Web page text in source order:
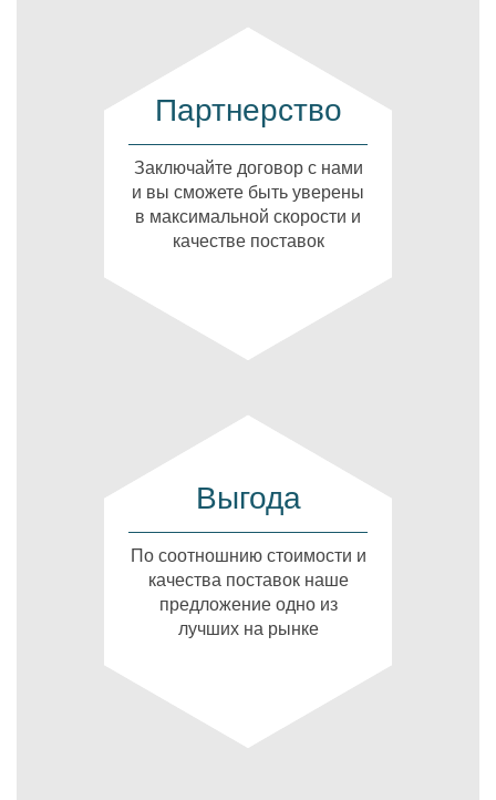
Партнерство
Заключайте договор с нами
и вы сможете быть уверены
в максимальной скорости и
качестве поставок
Выгода
По соотношнию стоимости и
качества поставок наше
предложение одно из
лучших на рынке